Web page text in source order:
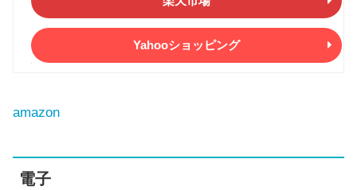
Yahooショッピング
amazon
電子